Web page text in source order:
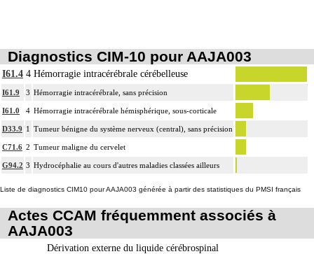
Diagnostics CIM-10 pour AAJA003
I61.4 4 Hémorragie intracérébrale cérébelleuse
I61.9 3 Hémorragie intracérébrale, sans précision
I61.0 4 Hémorragie intracérébrale hémisphérique, sous-corticale
D33.9 1 Tumeur bénigne du système nerveux (central), sans précision
C71.6 2 Tumeur maligne du cervelet
G94.2 3 Hydrocéphalie au cours d'autres maladies classées ailleurs
Liste de diagnostics CIM10 pour AAJA003 générée à partir des statistiques du PMSI français
Actes CCAM fréquemment associés à
AAJA003
Dérivation externe du liquide cérébrospinal